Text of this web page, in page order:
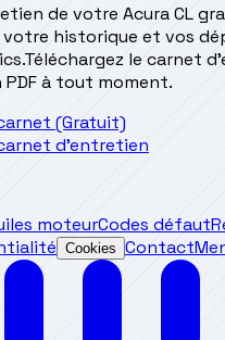
de votre Acura CL
historique et vos
Téléchargez le carnet
PDF à tout moment.
(Gratuit)
d'entretien
moteurCodes défaut
Cookies Contact